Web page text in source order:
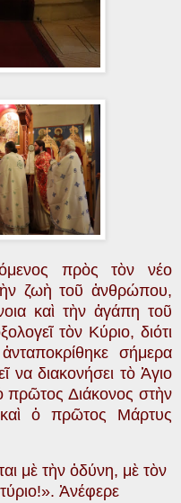
πρὸς τὸν νέο
ζωὴ τοῦ ἀνθρώπου,
καὶ τὴν ἀγάπη τοῦ
τὸν Κύριο, διότι
σήμερα
διακονήσει τὸ Ἁγιο
πρῶτος Διάκονος στὴν
ὁ πρῶτος Μάρτυς
μὲ τὴν ὀδύνη, μὲ τὸν
Ἀνέφερε